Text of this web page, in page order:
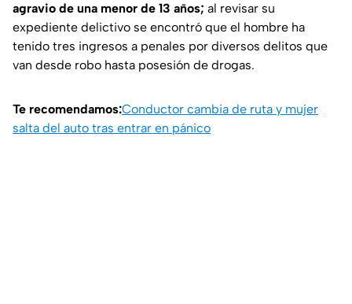
agravio de una menor de 13 años; al revisar su
expediente delictivo se encontró que el hombre ha
tenido tres ingresos a penales por diversos delitos que
van desde robo hasta posesión de drogas.
Te recomendamos:Conductor cambia de ruta y mujer
salta del auto tras entrar en pánico